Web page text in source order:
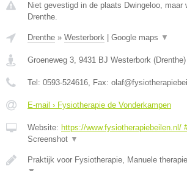
Niet gevestigd in de plaats Dwingeloo, maar
Drenthe.
Drenthe » Westerbork Google maps ▼
Groeneweg 3 9431 BJ Westerbork (Drenthe)
Tel: 0593-524616 , Fax:
E-mail › Fysiotherapie de Vonderkampen
Website: https://www.fysiotherapiebeilen.nl/
Screenshot ▼
Praktijk voor Fysiotherapie, Manuele